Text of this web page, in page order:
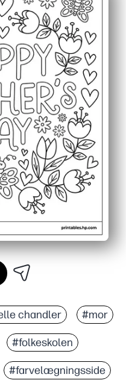
understøtter finmotorisk
det til et kort eller
chandler #mor
#folkeskolen
#farvelægningsside